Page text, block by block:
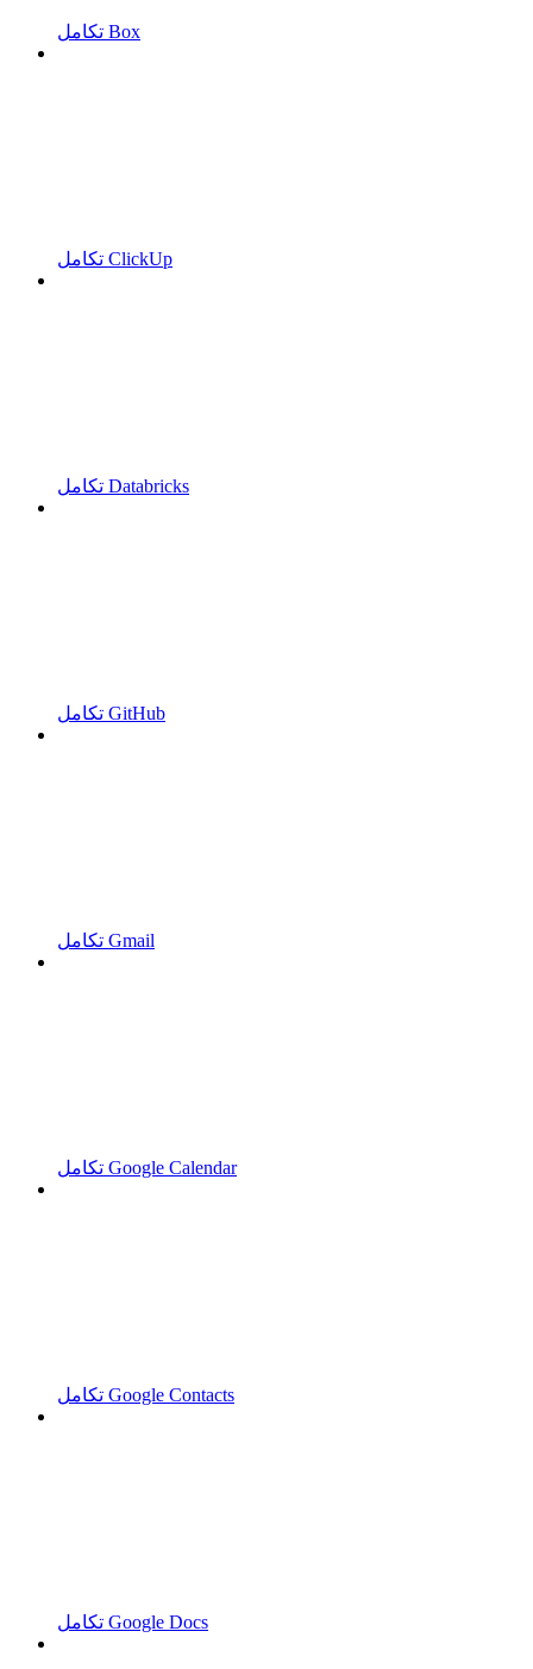
تكامل Box
تكامل ClickUp
تكامل Databricks
تكامل GitHub
تكامل Gmail
تكامل Google Calendar
تكامل Google Contacts
تكامل Google Docs